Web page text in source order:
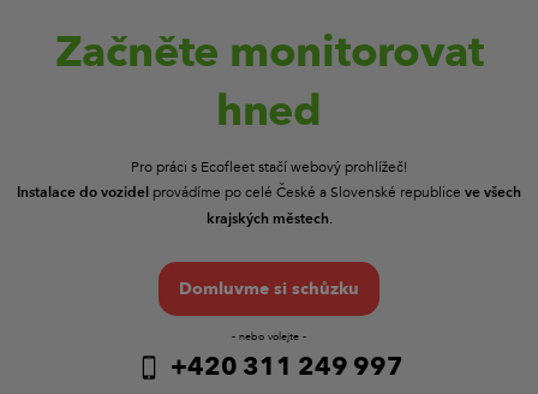
Začněte monitorovat
hned
Pro práci s Ecofleet stačí webový prohlížeč!
Instalace do vozidel provádíme po celé České a Slovenské republice ve všech
krajských městech.
Domluvme si schůzku
- nebo volejte -
+420 311 249 997